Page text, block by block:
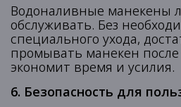
Водоналивные манекены
обслуживать. Без
специального ухода,
промывать манекен
экономит время и усилия.
6. Безопасность для